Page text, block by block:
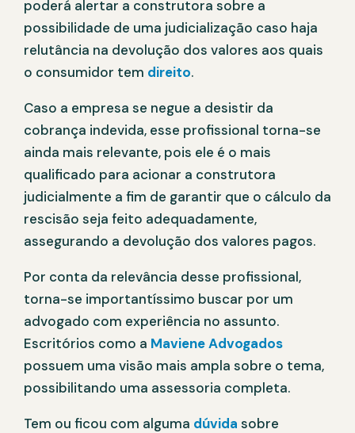
poderá alertar a construtora sobre a
possibilidade de uma judicialização caso haja
relutância na devolução dos valores aos quais
o consumidor tem direito.
Caso a empresa se negue a desistir da
cobrança indevida, esse profissional torna-se
ainda mais relevante, pois ele é o mais
qualificado para acionar a construtora
judicialmente a fim de garantir que o cálculo da
rescisão seja feito adequadamente,
assegurando a devolução dos valores pagos.
Por conta da relevância desse profissional,
torna-se importantíssimo buscar por um
advogado com experiência no assunto.
Escritórios como a Maviene Advogados
possuem uma visão mais ampla sobre o tema,
possibilitando uma assessoria completa.
Tem ou ficou com alguma dúvida sobre